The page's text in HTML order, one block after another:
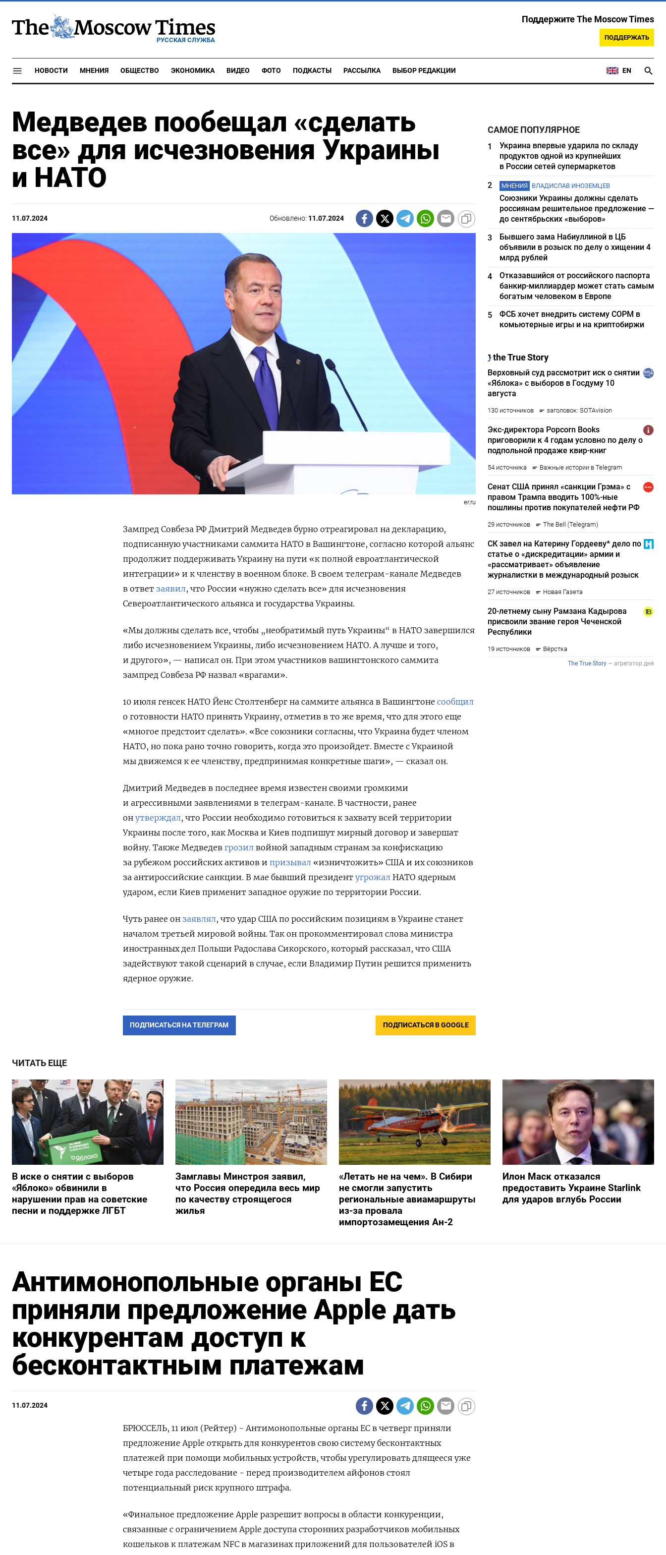
РУССКАЯ СЛУЖБА
Поддержите The Moscow Times
ПОДДЕРЖАТЬ
НОВОСТИ МНЕНИЯ ОБЩЕСТВО ЭКОНОМИКА ВИДЕО ФОТО ПОДКАСТЫ РАССЫЛКА ВЫБОР РЕДАКЦИИ EN
Медведев пообещал «сделать
все» для исчезновения Украины
и НАТО
11.07.2024 Обновлено: 11.07.2024
er.ru
Зампред Совбеза РФ Дмитрий Медведев бурно отреагировал на декларацию,
подписанную участниками саммита НАТО в Вашингтоне, согласно которой альянс
продолжит поддерживать Украину на пути «к полной евроатлантической
интеграции» и к членству в военном блоке. В своем телеграм-канале Медведев
в ответ заявил, что России «нужно сделать все» для исчезновения
Североатлантического альянса и государства Украины.
«Мы должны сделать все, чтобы „необратимый путь Украины“ в НАТО завершился
либо исчезновением Украины, либо исчезновением НАТО. А лучше и того,
и другого», — написал он. При этом участников вашингтонского саммита
зампред Совбеза РФ назвал «врагами».
10 июля генсек НАТО Йенс Столтенберг на саммите альянса в Вашингтоне сообщил
о готовности НАТО принять Украину, отметив в то же время, что для этого еще
«многое предстоит сделать». «Все союзники согласны, что Украина будет членом
НАТО, но пока рано точно говорить, когда это произойдет. Вместе с Украиной
мы движемся к ее членству, предпринимая конкретные шаги», — сказал он.
Дмитрий Медведев в последнее время известен своими громкими
и агрессивными заявлениями в телеграм-канале. В частности, ранее
он утверждал, что России необходимо готовиться к захвату всей территории
Украины после того, как Москва и Киев подпишут мирный договор и завершат
войну. Также Медведев грозил войной западным странам за конфискацию
за рубежом российских активов и призывал «изничтожить» США и их союзников
за антироссийские санкции. В мае бывший президент угрожал НАТО ядерным
ударом, если Киев применит западное оружие по территории России.
Чуть ранее он заявлял, что удар США по российским позициям в Украине станет
началом третьей мировой войны. Так он прокомментировал слова министра
иностранных дел Польши Радослава Сикорского, который рассказал, что США
задействуют такой сценарий в случае, если Владимир Путин решится применить
ядерное оружие.
ПОДПИСАТЬСЯ НА ТЕЛЕГРАМ ПОДПИСАТЬСЯ В GOOGLE
САМОЕ ПОПУЛЯРНОЕ
1
Украина впервые ударила по складу
продуктов одной из крупнейших
в России сетей супермаркетов
2
МНЕНИЯ ВЛАДИСЛАВ ИНОЗЕМЦЕВ
Союзники Украины должны сделать
россиянам решительное предложение —
до сентябрьских «выборов»
3
Бывшего зама Набиуллиной в ЦБ
объявили в розыск по делу о хищении 4
млрд рублей
4
Отказавшийся от российского паспорта
банкир-миллиардер может стать самым
богатым человеком в Европе
5
ФСБ хочет внедрить систему СОРМ в
комьютерные игры и на криптобиржи
ЧИТАТЬ ЕЩЕ
В иске о снятии с выборов
«Яблоко» обвинили в
нарушении прав на советские
песни и поддержке ЛГБТ
Замглавы Минстроя заявил,
что Россия опередила весь мир
по качеству строящегося
жилья
«Летать не на чем». В Сибири
не смогли запустить
региональные авиамаршруты
из-за провала
импортозамещения Ан-2
Илон Маск отказался
предоставить Украине Starlink
для ударов вглубь России
Антимонопольные органы ЕС
приняли предложение Apple дать
конкурентам доступ к
бесконтактным платежам
11.07.2024
БРЮССЕЛЬ, 11 июл (Рейтер) - Антимонопольные органы ЕС в четверг приняли
предложение Apple открыть для конкурентов свою систему бесконтактных
платежей при помощи мобильных устройств, чтобы урегулировать длящееся уже
четыре года расследование - перед производителем айфонов стоял
потенциальный риск крупного штрафа.
«Финальное предложение Apple разрешит вопросы в области конкуренции,
связанные с ограничением Apple доступа сторонних разработчиков мобильных
кошельков к платежам NFC в магазинах приложений для пользователей iOS в